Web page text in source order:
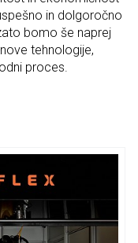
in dolgoročno
bomo še naprej
tehnologije,
proces.